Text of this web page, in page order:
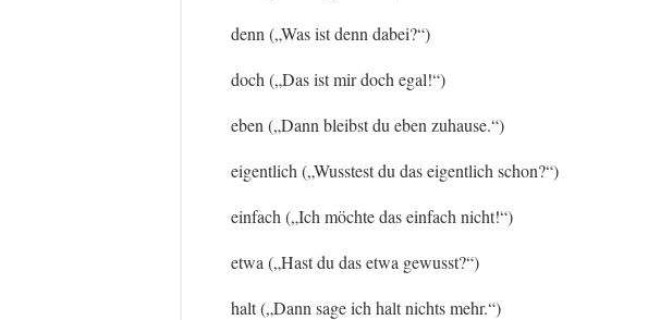
denn („Was ist denn dabei?“)
doch („Das ist mir doch egal!“)
eben („Dann bleibst du eben zuhause.“)
eigentlich („Wusstest du das eigentlich schon?“)
einfach („Ich möchte das einfach nicht!“)
etwa („Hast du das etwa gewusst?“)
halt („Dann sage ich halt nichts mehr.“)